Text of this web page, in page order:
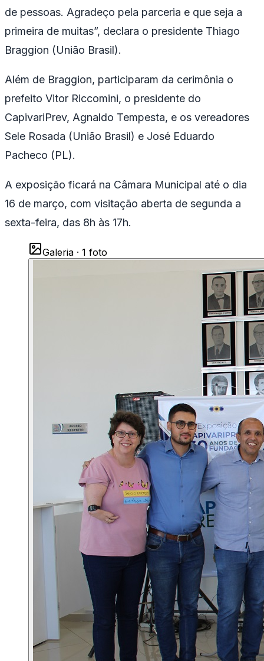
de pessoas. Agradeço pela parceria e que seja a
primeira de muitas”, declara o presidente Thiago
Braggion (União Brasil).
Além de Braggion, participaram da cerimônia o
prefeito Vitor Riccomini, o presidente do
CapivariPrev, Agnaldo Tempesta, e os vereadores
Sele Rosada (União Brasil) e José Eduardo
Pacheco (PL).
A exposição ficará na Câmara Municipal até o dia
16 de março, com visitação aberta de segunda a
sexta-feira, das 8h às 17h.
Galeria · 1 foto